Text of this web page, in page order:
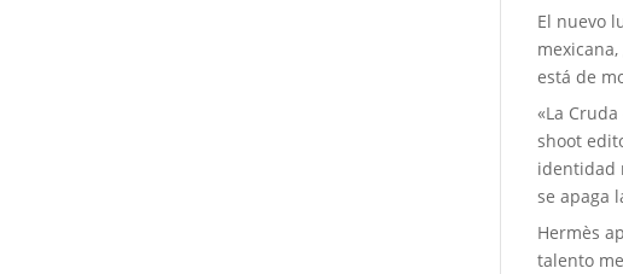
El nuevo
está de
«La
shoot
identidad
se apaga
Hermès
talento